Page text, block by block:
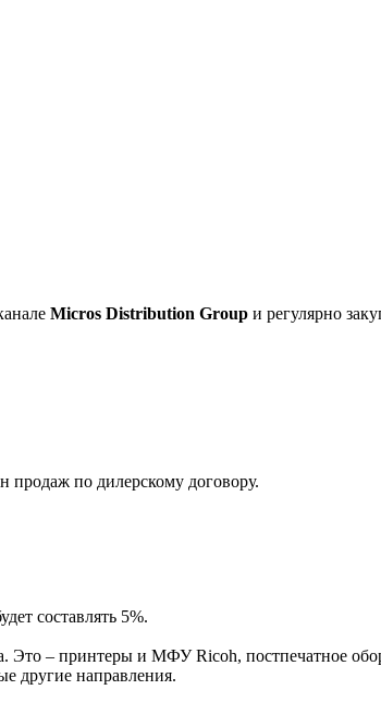
Micros Distribution Group и регулярно
по дилерскому договору.
составлять 5%.
– принтеры и МФУ Ricoh, постпечатное
другие направления.